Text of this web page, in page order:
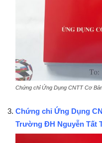
Chứng chỉ Ứng Dụng CNTT Cơ
Chứng chỉ Ứng Dụng
Trường ĐH Nguyễn Tất